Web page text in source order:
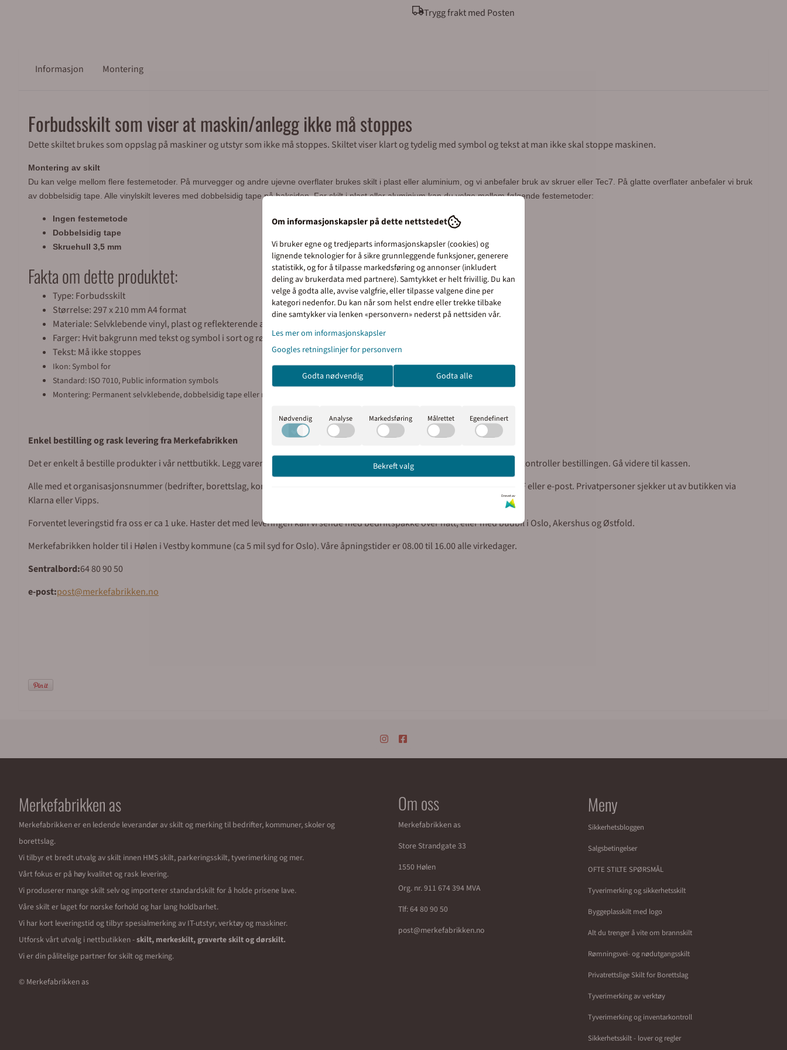
Trygg frakt med Posten
Informasjon Montering
Forbudsskilt som viser at maskin/anlegg ikke må stoppes
Dette skiltet brukes som oppslag på maskiner og utstyr som ikke må stoppes. Skiltet viser klart og tydelig med symbol og tekst at man ikke skal stoppe maskinen.
Montering av skilt
Du kan velge mellom flere festemetoder. På murvegger og andre ujevne overflater brukes skilt i plast eller aluminium, og vi anbefaler bruk av skruer eller Tec7. På glatte overflater anbefaler vi bruk
av dobbelsidig tape. Alle vinylskilt leveres med dobbelsidig tape på baksiden. For skilt i plast eller aluminium kan du velge mellom følgende festemetoder:
Ingen festemetode
Dobbelsidig tape
Skruehull 3,5 mm
Fakta om dette produktet:
Type: Forbudsskilt
Størrelse: 297 x 210 mm A4 format
Materiale: Selvklebende vinyl, plast og reflekterende aluminium
Farger: Hvit bakgrunn med tekst og symbol i sort og rød farge
Tekst: Må ikke stoppes
Ikon: Symbol for
Standard: ISO 7010, Public information symbols
Montering: Permanent selvklebende, dobbelsidig tape eller med skruer
Enkel bestilling og rask levering fra Merkefabrikken
Det er enkelt å bestille produkter i vår nettbutikk. Legg varene i handlekurven, klikk på handlekurv-symbolet oppe til høyre og kontroller bestillingen. Gå videre til kassen.
Alle med et organisasjonsnummer (bedrifter, borettslag, kommuner o.l) får tilsendt faktura med 30 dagers betalingsfrist på EHF eller e-post. Privatpersoner sjekker ut av butikken via
Klarna eller Vipps.
Forventet leveringstid fra oss er ca 1 uke. Haster det med leveringen kan vi sende med bedriftspakke over natt, eller med budbil i Oslo, Akershus og Østfold.
Merkefabrikken holder til i Hølen i Vestby kommune (ca 5 mil syd for Oslo). Våre åpningstider er 08.00 til 16.00 alle virkedager.
Sentralbord:64 80 90 50
e-post:post@merkefabrikken.no
Merkefabrikken as
Merkefabrikken er en ledende leverandør av skilt og merking til bedrifter, kommuner, skoler og
borettslag.
Vi tilbyr et bredt utvalg av skilt innen HMS skilt, parkeringsskilt, tyverimerking og mer.
Vårt fokus er på høy kvalitet og rask levering.
Vi produserer mange skilt selv og importerer standardskilt for å holde prisene lave.
Våre skilt er laget for norske forhold og har lang holdbarhet.
Vi har kort leveringstid og tilbyr spesialmerking av IT-utstyr, verktøy og maskiner.
Utforsk vårt utvalg i nettbutikken -skilt, merkeskilt, graverte skilt og dørskilt.
Vi er din pålitelige partner for skilt og merking.
© Merkefabrikken as
Om oss
Merkefabrikken as
Store Strandgate 33
1550 Hølen
Org. nr. 911 674 394 MVA
Tlf:64 80 90 50
post@merkefabrikken.no
Meny
Sikkerhetsbloggen
Salgsbetingelser
OFTE STILTE SPØRSMÅL
Tyverimerking og sikkerhetsskilt
Byggeplasskilt med logo
Alt du trenger å vite om brannskilt
Rømningsvei- og nødutgangsskilt
Privatrettslige Skilt for Borettslag
Tyverimerking av verktøy
Tyverimerking og inventarkontroll
Sikkerhetsskilt - lover og regler
Priser inkl. eller ekskl. mva
I denne butikken kan du velge om du vil se
prisene med eller uten moms.
Inkl. mva Ekskl. mva
Om informasjonskapsler på dette nettstedet
Vi bruker egne og tredjeparts informasjonskapsler (cookies) og
lignende teknologier for å sikre grunnleggende funksjoner, generere
statistikk, og for å tilpasse markedsføring og annonser (inkludert
deling av brukerdata med partnere). Samtykket er helt frivillig. Du kan
velge å godta alle, avvise valgfrie, eller tilpasse valgene dine per
kategori nedenfor. Du kan når som helst endre eller trekke tilbake
dine samtykker via lenken «personvern» nederst på nettsiden vår.
Les mer om informasjonskapsler
Googles retningslinjer for personvern
Godta nødvendig Godta alle
Nødvendig Analyse Markedsføring Målrettet Egendefinert
Bekreft valg
Drevet av